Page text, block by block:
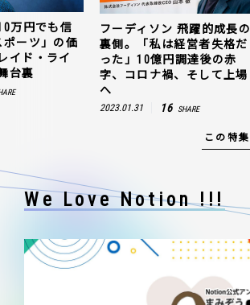
万円でも信
ーツ」の価
イド・ライ
台裏
フーディソン 飛躍的成長の
裏側。「私は経営者失格だ
った」10億円調達後の赤
字、コロナ禍、そして上場
へ
2023.01.31 16 SHARE
この特
We Love Notion !!!